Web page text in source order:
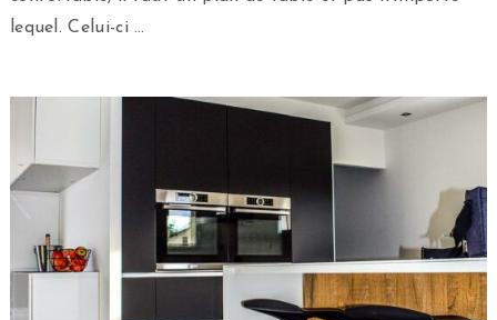
lequel. Celui-ci …